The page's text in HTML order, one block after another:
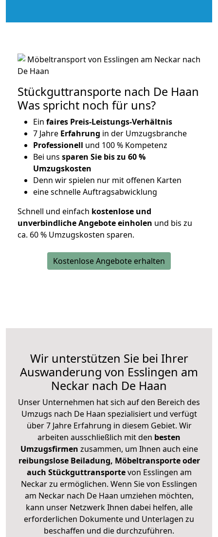
Stückguttransporte nach De Haan
Was spricht noch für uns?
Ein faires Preis-Leistungs-Verhältnis
7 Jahre Erfahrung in der Umzugsbranche
Professionell und 100 % Kompetenz
Bei uns sparen Sie bis zu 60 %
Umzugskosten
Denn wir spielen nur mit offenen Karten
eine schnelle Auftragsabwicklung
Schnell und einfach kostenlose und
unverbindliche Angebote einholen und bis zu
ca. 60 % Umzugskosten sparen.
Kostenlose Angebote erhalten
Wir unterstützen Sie bei Ihrer
Auswanderung von Esslingen am
Neckar nach De Haan
Unser Unternehmen hat sich auf den Bereich des
Umzugs nach De Haan spezialisiert und verfügt
über 7 Jahre Erfahrung in diesem Gebiet. Wir
arbeiten ausschließlich mit den besten
Umzugsfirmen zusammen, um Ihnen auch eine
reibungslose Beiladung, Möbeltransporte oder
auch Stückguttransportevon Esslingen am
Neckar zu ermöglichen. Wenn Sie von Esslingen
am Neckar nach De Haan umziehen möchten,
kann unser Netzwerk Ihnen dabei helfen, alle
erforderlichen Dokumente und Unterlagen zu
beschaffen und die durchzuführen.